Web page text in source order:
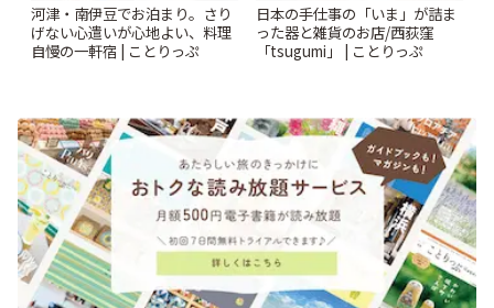
河津・南伊豆でお泊まり。さり
げない心遣いが心地よい、料理
自慢の一軒宿 | ことりっぷ
日本の手仕事の「いま」が詰ま
った器と雑貨のお店/西荻窪
「tsugumi」 | ことりっぷ